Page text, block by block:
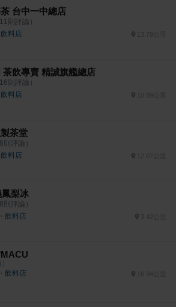
台中一中總店
11則評論）
飲料店
茶飲專賣 精誠旗艦總店
16則評論）
飲料店
茶堂
6則評論）
飲料店
鳳梨冰
8則評論）
・ 飲料店 3.42公里
・ 飲料店 16.94公里